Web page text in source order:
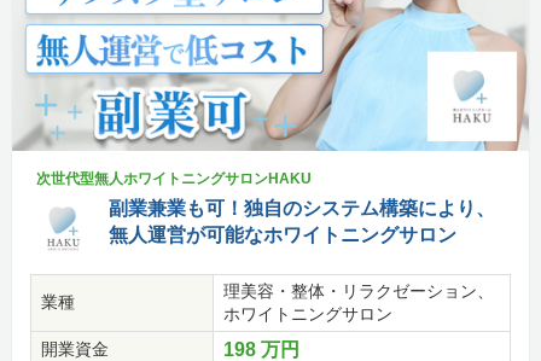
次世代型無人ホワイトニングサロンHAKU
副業兼業も可！独自のシステム構築により、
無人運営が可能なホワイトニングサロン
業種
理美容・整体・リラクゼーション、
ホワイトニングサロン
開業資金
198 万円